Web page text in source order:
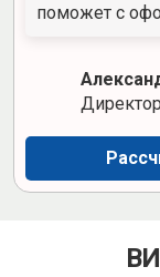
поможет с
Директор